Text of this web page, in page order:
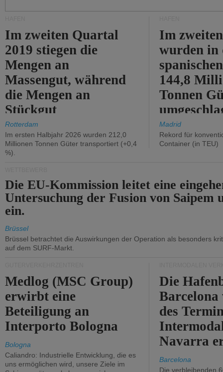
Im zweiten Quartal
2019 stiegen die
Mengen an
Massengut, während
die Mengen an
Stückgut
zurückgingen.
Rotterdam
Im ersten Halbjahr 2026 wurden 212,0
Millionen Tonnen Güter transportiert (+0,4
%).
Im
wurden in
144,8
Tonnen
%).
Madrid
Rekord für
Container (in TEU)
Die EU-Kommission leitet eine
Untersuchung der Fusion von Saipem
ein.
Brüssel
Brüssel betrachtet die Auswirkungen der Operation als besonders
auf dem SURF-Markt.
Medlog (MSC Group)
erwirbt eine
Beteiligung an
Interporto Bologna
Bologna
Caliandro: Industrielle Entwicklung, die es
uns ermöglichen wird, unsere Ziele im
Die
des
Navarra
Barcelona
Die verbleibenden